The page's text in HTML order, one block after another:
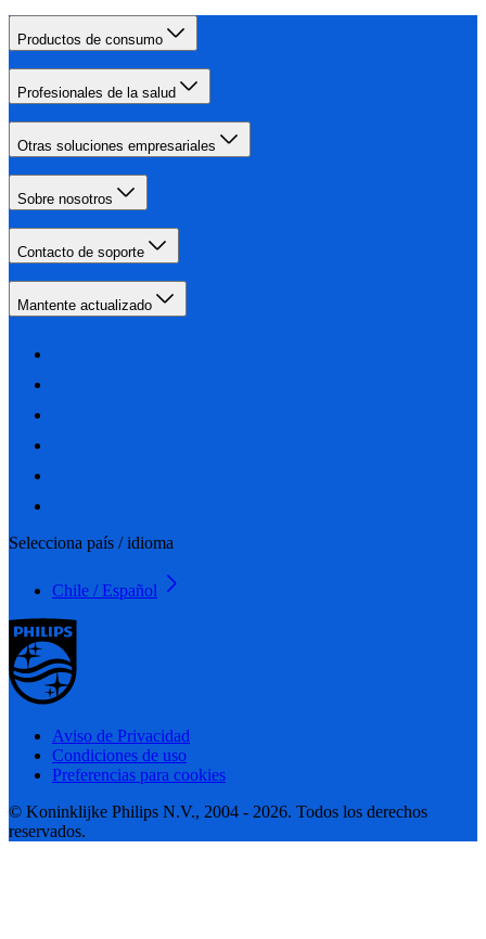
Productos de consumo
Profesionales de la salud
Otras soluciones empresariales
Sobre nosotros
Contacto de soporte
Mantente actualizado
Selecciona país / idioma
Chile / Español
Aviso de Privacidad
Condiciones de uso
Preferencias para cookies
© Koninklijke Philips N.V., 2004 - 2026. Todos los derechos
reservados.